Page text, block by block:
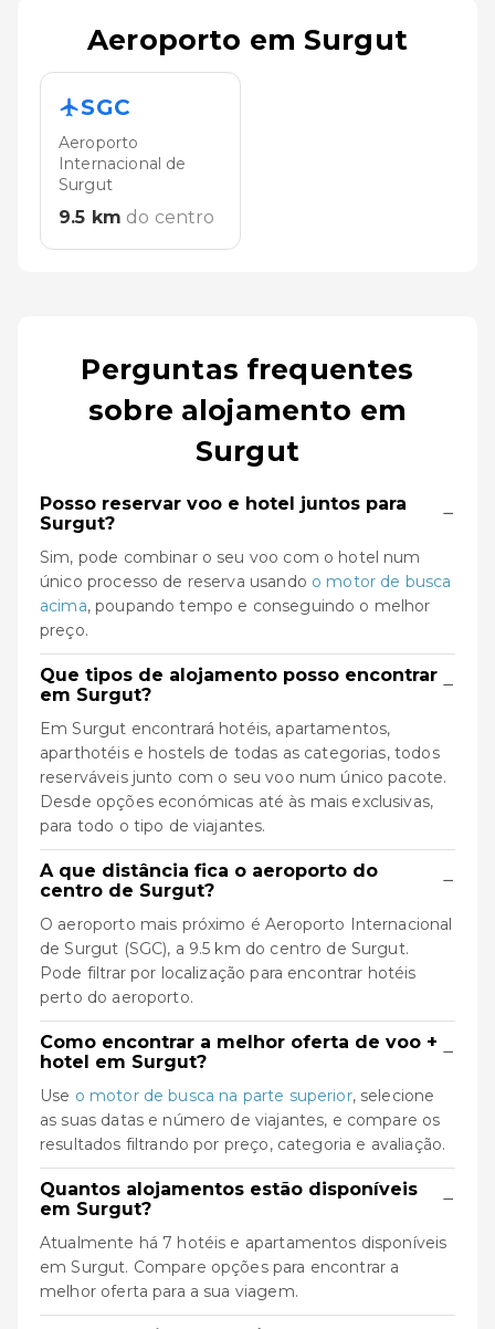
Aeroporto em Surgut
SGC
Aeroporto
Internacional de
Surgut
9.5 km do centro
Perguntas frequentes
sobre alojamento em
Surgut
Posso reservar voo e hotel juntos para
Surgut?
−
Sim, pode combinar o seu voo com o hotel num
único processo de reserva usando o motor de busca
acima, poupando tempo e conseguindo o melhor
preço.
Que tipos de alojamento posso encontrar
em Surgut?
−
Em Surgut encontrará hotéis, apartamentos,
aparthotéis e hostels de todas as categorias, todos
reserváveis junto com o seu voo num único pacote.
Desde opções económicas até às mais exclusivas,
para todo o tipo de viajantes.
A que distância fica o aeroporto do
centro de Surgut?
−
O aeroporto mais próximo é Aeroporto Internacional
de Surgut (SGC), a 9.5 km do centro de Surgut.
Pode filtrar por localização para encontrar hotéis
perto do aeroporto.
Como encontrar a melhor oferta de voo +
hotel em Surgut?
−
Use o motor de busca na parte superior, selecione
as suas datas e número de viajantes, e compare os
resultados filtrando por preço, categoria e avaliação.
Quantos alojamentos estão disponíveis
em Surgut?
−
Atualmente há 7 hotéis e apartamentos disponíveis
em Surgut. Compare opções para encontrar a
melhor oferta para a sua viagem.